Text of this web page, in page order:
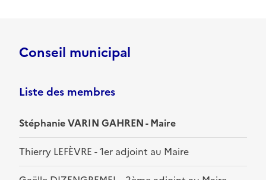
Conseil municipal
Liste des membres
Stéphanie VARIN GAHREN - Maire
Thierry LEFÈVRE - 1er adjoint au Maire